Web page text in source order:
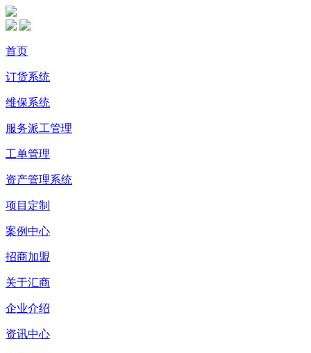
首页
订货系统
维保系统
服务派工管理
工单管理
资产管理系统
项目定制
案例中心
招商加盟
关于汇商
企业介绍
资讯中心